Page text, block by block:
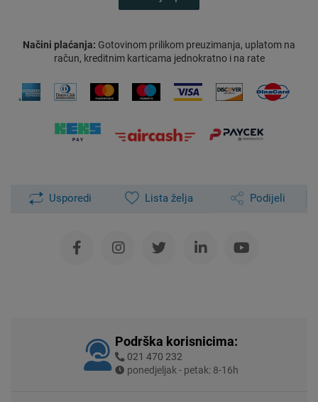
Načini plaćanja: Gotovinom prilikom preuzimanja, uplatom na
račun, kreditnim karticama jednokratno i na rate
Usporedi Lista želja Podijeli
Podrška korisnicima:
021 470 232
ponedjeljak - petak: 8-16h